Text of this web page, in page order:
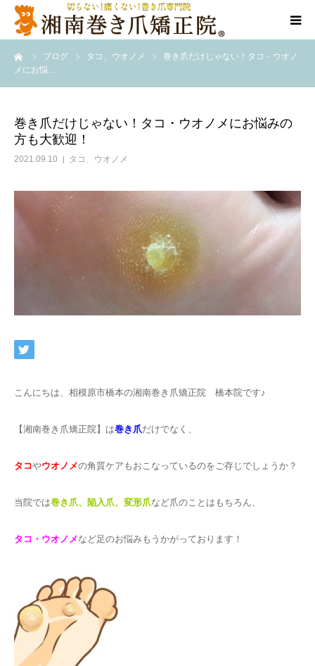
ブログ タコ、ウオノメ
巻き爪だけじゃない！タコ・ウオノ
メにお悩…
巻き爪だけじゃない！タコ・ウオノメにお悩みの
方も大歓迎！
2021.09.10 タコ、ウオノメ
こんにちは、相模原市橋本の湘南巻き爪矯正院 橋本院です♪
【湘南巻き爪矯正院】は巻き爪だけでなく、
タコやウオノメの角質ケアもおこなっているのをご存じでしょうか？
当院では巻き爪、陥入爪、変形爪など爪のことはもちろん、
タコ・ウオノメ など足のお悩みもうかがっております！
代表ご挨拶
料金表